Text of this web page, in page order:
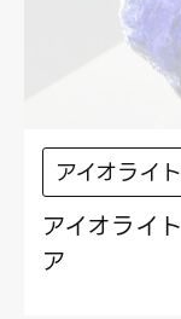
アイオライト
アイオライ
ア